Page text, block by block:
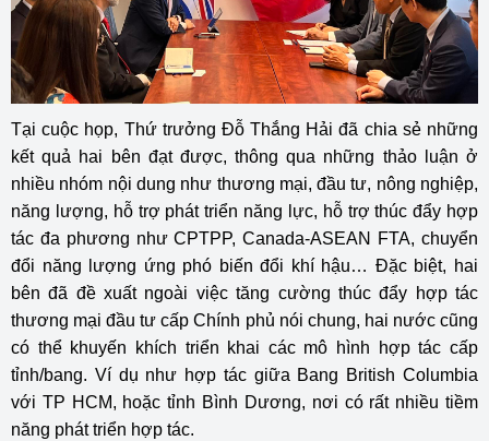
Tại cuộc họp, Thứ trưởng Đỗ Thắng Hải đã chia sẻ những
kết quả hai bên đạt được, thông qua những thảo luận ở
nhiều nhóm nội dung như thương mại, đầu tư, nông nghiệp,
năng lượng, hỗ trợ phát triển năng lực, hỗ trợ thúc đẩy hợp
tác đa phương như CPTPP, Canada-ASEAN FTA, chuyển
đổi năng lượng ứng phó biến đổi khí hậu… Đặc biệt, hai
bên đã đề xuất ngoài việc tăng cường thúc đẩy hợp tác
thương mại đầu tư cấp Chính phủ nói chung, hai nước cũng
có thể khuyến khích triển khai các mô hình hợp tác cấp
tỉnh/bang. Ví dụ như hợp tác giữa Bang British Columbia
với TP HCM, hoặc tỉnh Bình Dương, nơi có rất nhiều tiềm
năng phát triển hợp tác.